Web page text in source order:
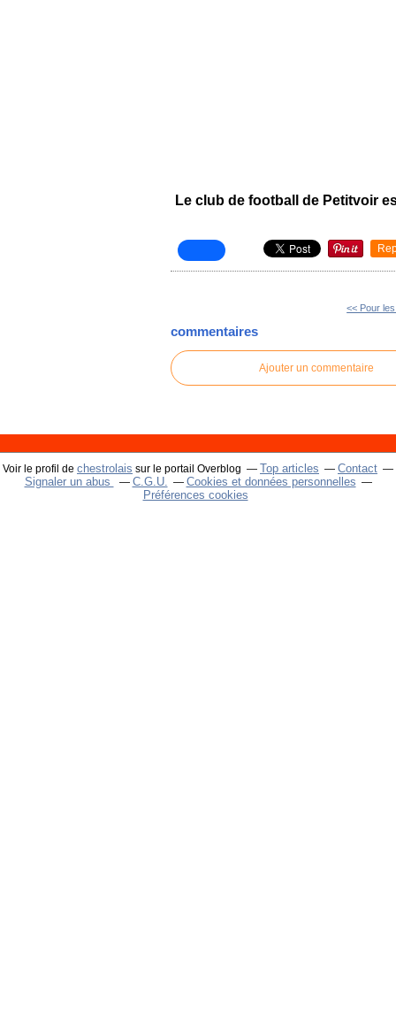
Le club de football de Petitvoir
<< Pour
commentaires
Ajouter un commentaire
Voir le profil de chestrolais sur le portail Overblog Top articles
Contact
Signaler un abus
C.G.U.
Cookies et données personnelles
Préférences cookies